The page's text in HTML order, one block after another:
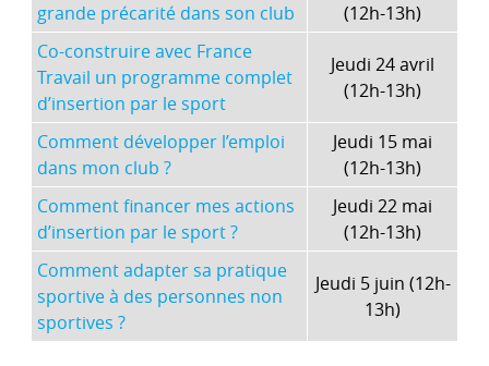
grande précarité dans son club
(12h-13h)
Co-construire avec France
Travail un programme complet
d’insertion par le sport
Jeudi 24 avril
(12h-13h)
Comment développer l’emploi
dans mon club ?
Jeudi 15 mai
(12h-13h)
Comment financer mes actions
d’insertion par le sport ?
Jeudi 22 mai
(12h-13h)
Comment adapter sa pratique
sportive à des personnes non
sportives ?
Jeudi 5 juin (12h-
13h)